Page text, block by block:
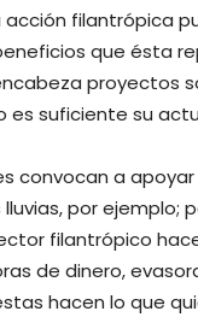
filantrópica
que ésta
proyectos
es suficiente su
convocan a
por ejemplo;
filantrópico
de dinero,
hacen lo que